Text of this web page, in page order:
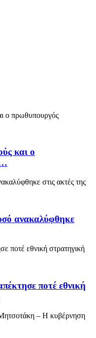
και ο
ανακαλύφθηκε
ποτέ εθνική